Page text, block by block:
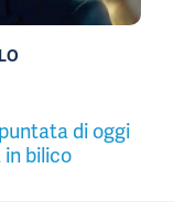
di oggi
in bilico